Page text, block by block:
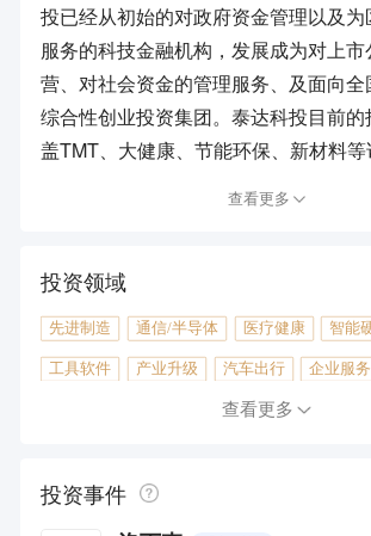
投已经从初始的对政府资金管理以及
服务的科技金融机构，发展成为对上
营、对社会资金的管理服务、及面向
综合性创业投资集团。泰达科投目前
盖TMT、大健康、节能环保、新材料
查看更多
投资领域
先进制造 通信/半导体 医疗健康 智能
工具软件 产业升级 汽车出行 企业服务
传统制造 旅游
查看更多
投资事件